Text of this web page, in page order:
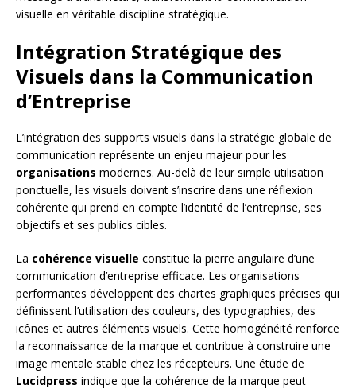
visuelle en véritable discipline stratégique.
Intégration Stratégique des
Visuels dans la Communication
d’Entreprise
L’intégration des supports visuels dans la stratégie globale de
communication représente un enjeu majeur pour les
organisations modernes. Au-delà de leur simple utilisation
ponctuelle, les visuels doivent s’inscrire dans une réflexion
cohérente qui prend en compte l’identité de l’entreprise, ses
objectifs et ses publics cibles.
La cohérence visuelle constitue la pierre angulaire d’une
communication d’entreprise efficace. Les organisations
performantes développent des chartes graphiques précises qui
définissent l’utilisation des couleurs, des typographies, des
icônes et autres éléments visuels. Cette homogénéité renforce
la reconnaissance de la marque et contribue à construire une
image mentale stable chez les récepteurs. Une étude de
Lucidpress indique que la cohérence de la marque peut